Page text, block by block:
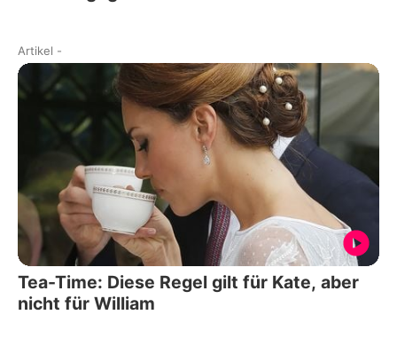
Artikel -
Tea-Time: Diese Regel gilt für Kate, aber
nicht für William